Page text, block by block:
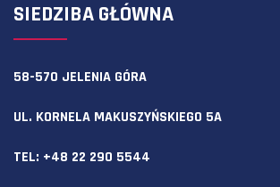
SIEDZIBA GŁÓWNA
58-570 JELENIA GÓRA
UL. KORNELA MAKUSZYŃSKIEGO 5A
TEL: +48 22 290 5544